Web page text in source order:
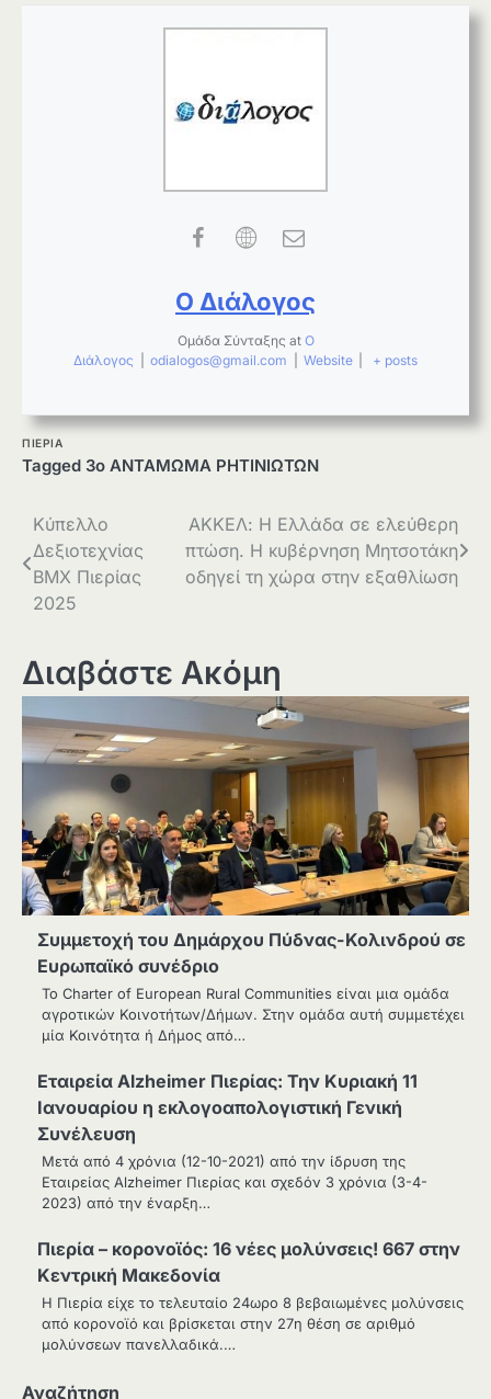
Ο Διάλογος
Ομάδα Σύνταξης at Ο
Διάλογος
odialogos@gmail.com Website + posts
ΠΙΕΡΙΑ
Tagged 3ο ΑΝΤΑΜΩΜΑ ΡΗΤΙΝΙΩΤΩΝ
Πλοήγηση
άρθρων
Κύπελλο
Δεξιοτεχνίας
ΒΜΧ Πιερίας
2025
ΑΚΚΕΛ: Η Ελλάδα σε ελεύθερη
πτώση. Η κυβέρνηση Μητσοτάκη
οδηγεί τη χώρα στην εξαθλίωση
Διαβάστε Ακόμη
Συμμετοχή του Δημάρχου Πύδνας-Κολινδρού σε
Ευρωπαϊκό συνέδριο
Το Charter of European Rural Communities είναι μια ομάδα
αγροτικών Κοινοτήτων/Δήμων. Στην ομάδα αυτή συμμετέχει
μία Κοινότητα ή Δήμος από…
Εταιρεία Alzheimer Πιερίας: Την Κυριακή 11
Ιανουαρίου η εκλογοαπολογιστική Γενική
Συνέλευση
Μετά από 4 χρόνια (12-10-2021) από την ίδρυση της
Εταιρείας Alzheimer Πιερίας και σχεδόν 3 χρόνια (3-4-
2023) από την έναρξη…
Πιερία – κορονοϊός: 16 νέες μολύνσεις! 667 στην
Κεντρική Μακεδονία
Η Πιερία είχε το τελευταίο 24ωρο 8 βεβαιωμένες μολύνσεις
από κορονοϊό και βρίσκεται στην 27η θέση σε αριθμό
μολύνσεων πανελλαδικά.…
Αναζήτηση